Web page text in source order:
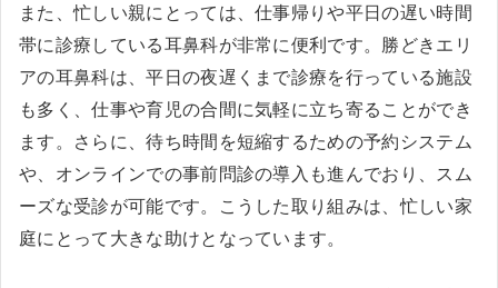
また、忙しい親にとっては、仕事帰りや平日の遅い時間
帯に診療している耳鼻科が非常に便利です。勝どきエリ
アの耳鼻科は、平日の夜遅くまで診療を行っている施設
も多く、仕事や育児の合間に気軽に立ち寄ることができ
ます。さらに、待ち時間を短縮するための予約システム
や、オンラインでの事前問診の導入も進んでおり、スム
ーズな受診が可能です。こうした取り組みは、忙しい家
庭にとって大きな助けとなっています。